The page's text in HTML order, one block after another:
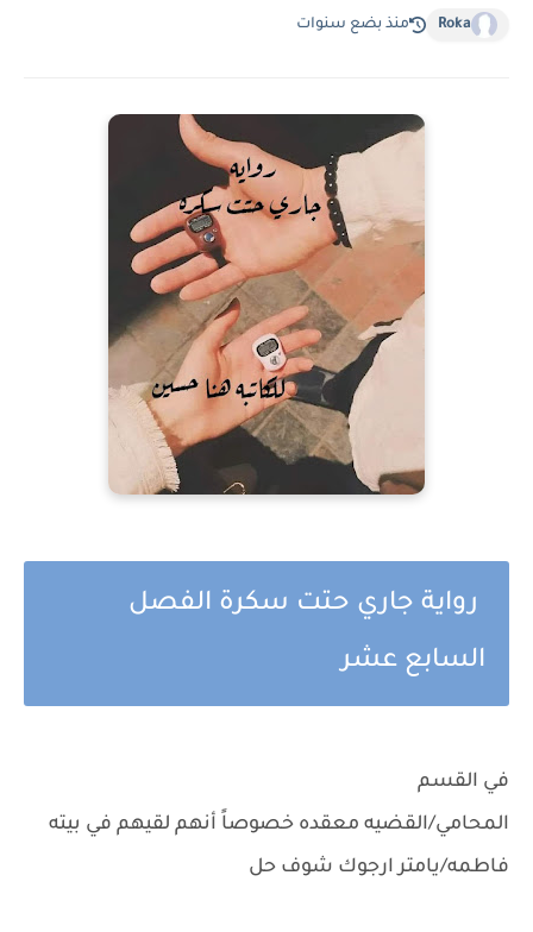
Roka منذ بضع سنوات
رواية جاري حتت سكرة الفصل
السابع عشر
في القسم
المحامي/القضيه معقده خصوصاً أنهم لقيهم في بيته
فاطمه/يامتر ارجوك شوف حل